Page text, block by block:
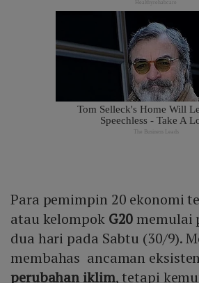
Para pemimpin 20 ekonomi
atau kelompok G20 memulai
dua hari pada Sabtu (30/9).
membahas ancaman
perubahan iklim, tetapi